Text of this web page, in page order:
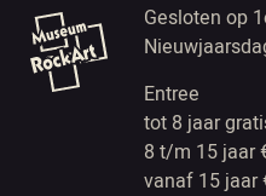
Gesloten op
Entree
tot 8 jaar
8 t/m 15 jaar
vanaf 15 jaar